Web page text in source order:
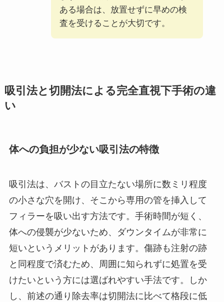
ある場合は、放置せずに早めの検
査を受けることが大切です。
吸引法と切開法による完全直視下手術の違
い
体への負担が少ない吸引法の特徴
吸引法は、バストの目立たない場所に数ミリ程度
の小さな穴を開け、そこから専用の管を挿入して
フィラーを吸い出す方法です。手術時間が短く、
体への侵襲が少ないため、ダウンタイムが非常に
短いというメリットがあります。傷跡も注射の跡
と同程度で済むため、周囲に知られずに処置を受
けたいという方には選ばれやすい手法です。しか
し、前述の通り除去率は切開法に比べて格段に低